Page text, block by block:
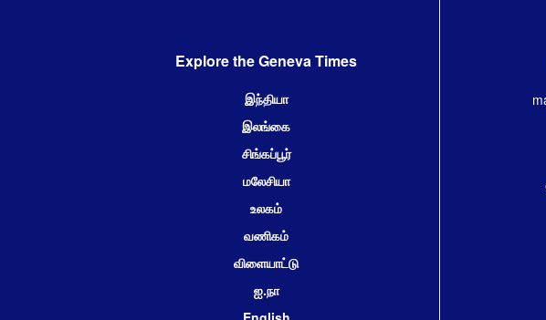
Explore the Geneva Times
இந்தியா
இலங்கை
சிங்கப்பூர்
மலேசியா
உலகம்
வணிகம்
விளையாட்டு
ஐ.நா